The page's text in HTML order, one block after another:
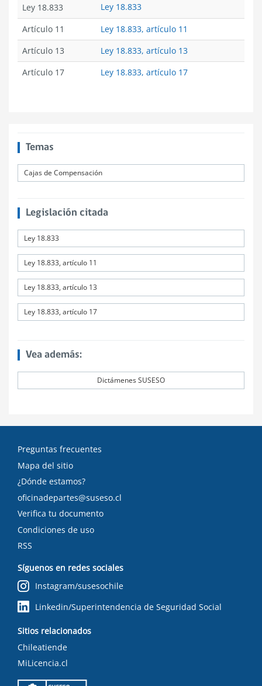
Ley 18.833
Ley 18.833
Artículo 11
Ley 18.833, artículo 11
Artículo 13
Ley 18.833, artículo 13
Artículo 17
Ley 18.833, artículo 17
Temas
Cajas de Compensación
Legislación citada
Ley 18.833
Ley 18.833, artículo 11
Ley 18.833, artículo 13
Ley 18.833, artículo 17
Vea además:
Dictámenes SUSESO
Preguntas frecuentes
Mapa del sitio
¿Dónde estamos?
oficinadepartes@suseso.cl
Verifica tu documento
Condiciones de uso
RSS
Síguenos en redes sociales
Instagram/susesochile
Linkedin/Superintendencia de Seguridad Social
Sitios relacionados
Chileatiende
MiLicencia.cl